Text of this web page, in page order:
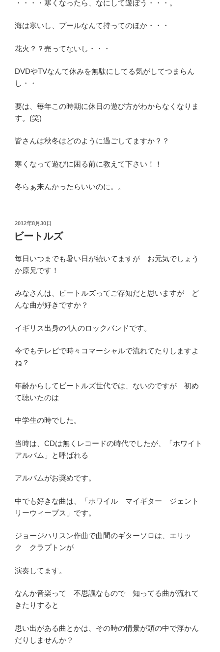
・・・・寒くなったら、なにして遊ぼう・・・。
海は寒いし、プールなんて持ってのほか・・・
花火？？売ってないし・・・
DVDやTVなんて休みを無駄にしてる気がしてつまらん
し・・
要は、毎年この時期に休日の遊び方がわからなくなりま
す。(笑)
皆さんは秋冬はどのように過ごしてますか？？
寒くなって遊びに困る前に教えて下さい！！
冬らぁ来んかったらいいのに。。
投
稿
日:
2012年8月30日
ビートルズ
毎日いつまでも暑い日が続いてますが お元気でしょう
か原兄です！
みなさんは、ビートルズってご存知だと思いますが ど
んな曲が好きですか？
イギリス出身の4人のロックバンドです。
今でもテレビで時々コマーシャルで流れてたりしますよ
ね？
年齢からしてビートルズ世代では、ないのですが 初め
て聴いたのは
中学生の時でした。
当時は、CDは無くレコードの時代でしたが、「ホワイト
アルバム」と呼ばれる
アルバムがお奨めです。
中でも好きな曲は、「ホワイル マイギター ジェント
リーウィープス」です。
ジョージハリスン作曲で曲間のギターソロは、エリッ
ク クラプトンが
演奏してます。
なんか音楽って 不思議なもので 知ってる曲が流れて
きたりすると
思い出がある曲とかは、その時の情景が頭の中で浮かん
だりしませんか？